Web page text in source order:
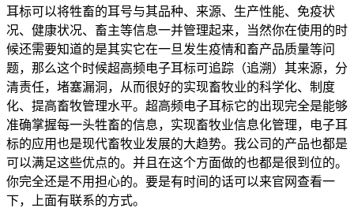
耳标可以将牲畜的耳号与其品种、来源、生产性能、免疫状
况、健康状况、畜主等信息一并管理起来，当然你在使用的时
候还需要知道的是其实它在一旦发生疫情和畜产品质量等问
题，那么这个时候超高频电子耳标可追踪（追溯）其来源，分
清责任，堵塞漏洞，从而很好的实现畜牧业的科学化、制度
化、提高畜牧管理水平。超高频电子耳标它的出现完全是能够
准确掌握每一头牲畜的信息，实现畜牧业信息化管理，电子耳
标的应用也是现代畜牧业发展的大趋势。我公司的产品也都是
可以满足这些优点的。并且在这个方面做的也都是很到位的。
你完全还是不用担心的。要是有时间的话可以来官网查看一
下，上面有联系的方式。